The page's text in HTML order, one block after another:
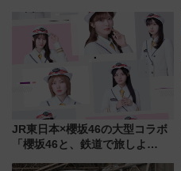
1億円出資で挑む新時代のまちづ
くりとは？
JR東日本×櫻坂46の大型コラボ
「櫻坂46と、鉄道で旅しよ